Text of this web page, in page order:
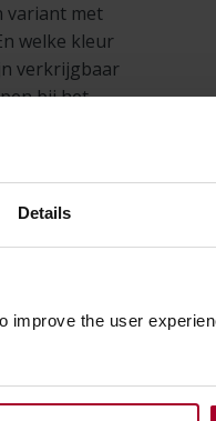
Details
improve the user
variant met
welke kleur
verkrijgbaar
bij het
de
de